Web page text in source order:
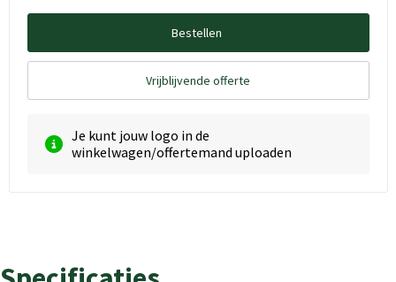
Bestellen
Vrijblijvende offerte
Je kunt jouw logo in de
winkelwagen/offertemand uploaden